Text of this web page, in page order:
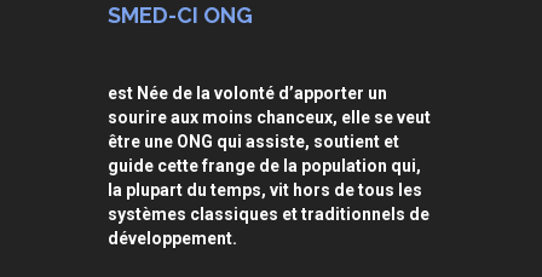
SMED-CI ONG
est Née de la volonté d’apporter un
sourire aux moins chanceux, elle se veut
être une ONG qui assiste, soutient et
guide cette frange de la population qui,
la plupart du temps, vit hors de tous les
systèmes classiques et traditionnels de
développement.